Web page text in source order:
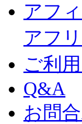
アフ
アフ
ご利
Q&A
お問